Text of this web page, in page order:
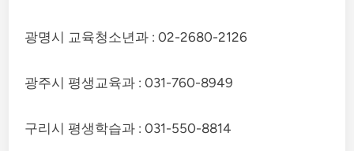
광명시 교육청소년과 : 02-2680-2126
광주시 평생교육과 : 031-760-8949
구리시 평생학습과 : 031-550-8814